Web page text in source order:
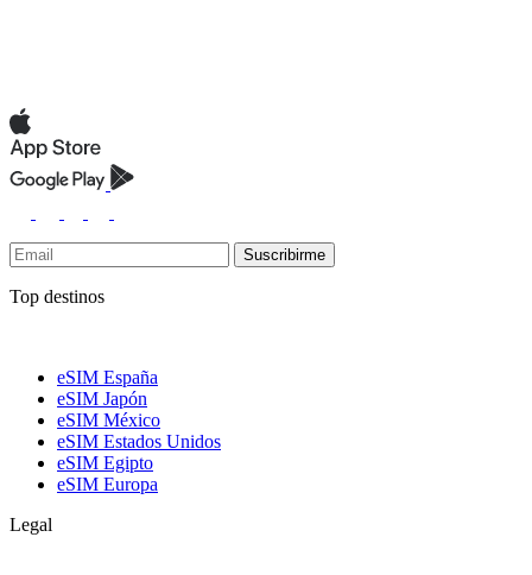
Suscribirme
Top destinos
eSIM España
eSIM Japón
eSIM México
eSIM Estados Unidos
eSIM Egipto
eSIM Europa
Legal